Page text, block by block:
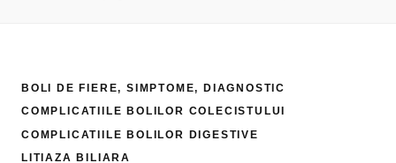
BOLI DE FIERE, SIMPTOME, DIAGNOSTIC
COMPLICATIILE BOLILOR COLECISTULUI
COMPLICATIILE BOLILOR DIGESTIVE
LITIAZA BILIARA